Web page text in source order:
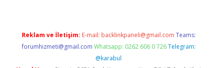
Reklam ve İletişim: E-mail: backlinkpaneli@gmail.com Teams:
forumhizmeti@gmail.com Whatsapp: 0262 606 0 726 Telegram:
@karabul